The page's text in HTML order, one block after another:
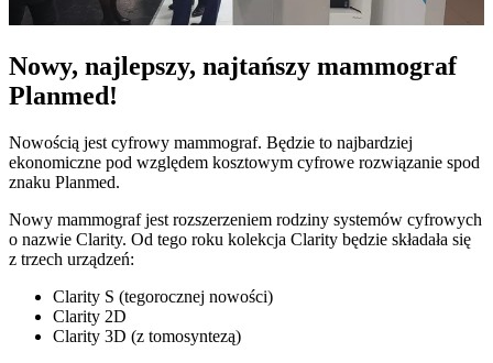
Nowy, najlepszy, najtańszy mammograf
Planmed!
Nowością jest cyfrowy mammograf. Będzie to najbardziej
ekonomiczne pod względem kosztowym cyfrowe rozwiązanie spod
znaku Planmed.
Nowy mammograf jest rozszerzeniem rodziny systemów cyfrowych
o nazwie Clarity. Od tego roku kolekcja Clarity będzie składała się
z trzech urządzeń:
Clarity S (tegorocznej nowości)
Clarity 2D
Clarity 3D (z tomosyntezą)